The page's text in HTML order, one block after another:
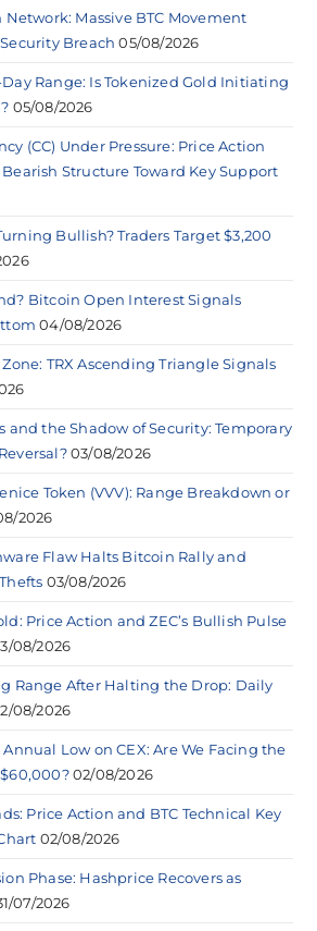
Massive BTC Movement
Breach 05/08/2026
Day Range: Is Tokenized Gold Initiating
05/08/2026
(CC) Under Pressure: Price Action
Structure Toward Key Support
Bullish? Traders Target $3,200
Bitcoin Open Interest Signals
04/08/2026
TRX Ascending Triangle Signals
and the Shadow of Security: Temporary
03/08/2026
Token (VVV): Range Breakdown or
2026
Flaw Halts Bitcoin Rally and
03/08/2026
Price Action and ZEC’s Bullish Pulse
08/2026
Range After Halting the Drop: Daily
08/2026
Low on CEX: Are We Facing the
02/08/2026
Price Action and BTC Technical Key
02/08/2026
Phase: Hashprice Recovers as
07/2026